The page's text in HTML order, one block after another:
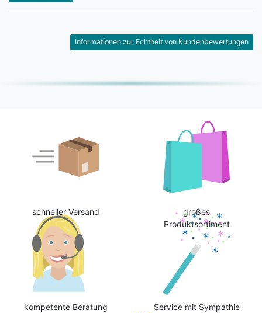
Informationen zur Echtheit von Kundenbewertungen
schneller Versand
großes
Produktsortiment
kompetente Beratung Service mit Sympathie